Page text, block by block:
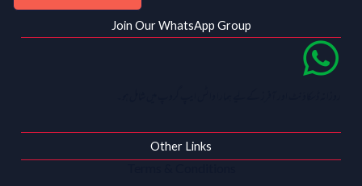
Join Our WhatsApp Group
Other Links